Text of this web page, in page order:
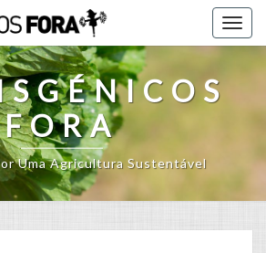
FORA
Uma Agricultura Sustentável